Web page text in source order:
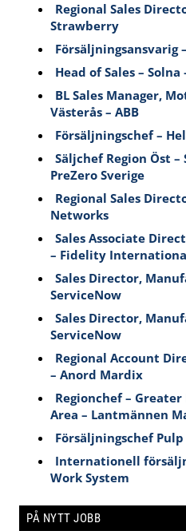
Regional Sales
Strawberry
Försäljningsansvarig
Head of Sales – Solna
BL Sales Manager,
Västerås – ABB
Försäljningschef –
Säljchef Region Öst
PreZero Sverige
Regional Sales
Networks
Sales Associate
– Fidelity
Sales Director,
ServiceNow
Sales Director,
ServiceNow
Regional Account
– Anord Mardix
Regionchef –
Area – Lantmännen
Försäljningschef
Internationell
Work System
PÅ NYTT JOBB